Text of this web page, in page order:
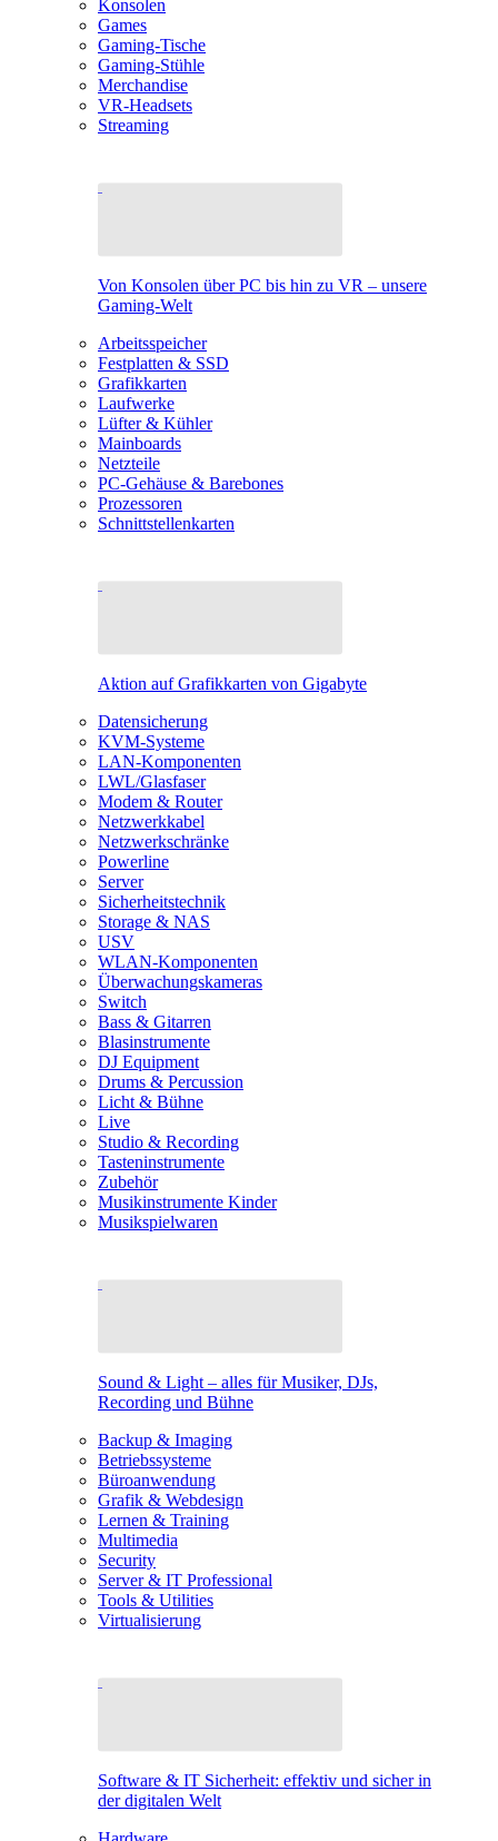
Konsolen
Games
Gaming-Tische
Gaming-Stühle
Merchandise
VR-Headsets
Streaming
Von Konsolen über PC bis hin zu VR – unsere
Gaming-Welt
Arbeitsspeicher
Festplatten & SSD
Grafikkarten
Laufwerke
Lüfter & Kühler
Mainboards
Netzteile
PC-Gehäuse & Barebones
Prozessoren
Schnittstellenkarten
Aktion auf Grafikkarten von Gigabyte
Datensicherung
KVM-Systeme
LAN-Komponenten
LWL/Glasfaser
Modem & Router
Netzwerkkabel
Netzwerkschränke
Powerline
Server
Sicherheitstechnik
Storage & NAS
USV
WLAN-Komponenten
Überwachungskameras
Switch
Bass & Gitarren
Blasinstrumente
DJ Equipment
Drums & Percussion
Licht & Bühne
Live
Studio & Recording
Tasteninstrumente
Zubehör
Musikinstrumente Kinder
Musikspielwaren
Sound & Light – alles für Musiker, DJs,
Recording und Bühne
Backup & Imaging
Betriebssysteme
Büroanwendung
Grafik & Webdesign
Lernen & Training
Multimedia
Security
Server & IT Professional
Tools & Utilities
Virtualisierung
Software & IT Sicherheit: effektiv und sicher in
der digitalen Welt